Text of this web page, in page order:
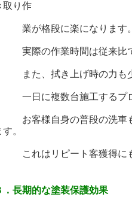
取り作
格段に楽になります。
の作業時間は従来比で約
、拭き上げ時の力も少な
に複数台施工するプロに
様自身の普段の洗車も
。
はリピート客獲得にも
長期的な塗装保護効果